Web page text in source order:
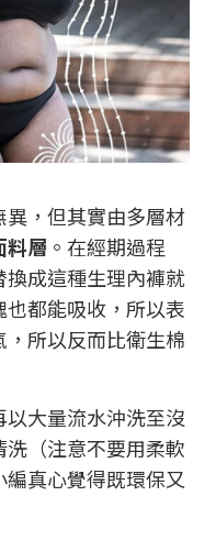
，但其實由多層材
料層 。在經期過程
成這種生理內褲就
都能吸收，所以表
所以反而比衛生棉
大量流水沖洗至沒
（注意不要用柔軟
真心覺得既環保又